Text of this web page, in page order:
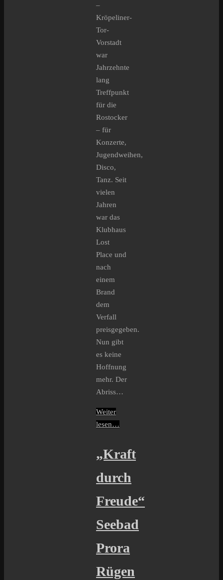
–
Kröpeliner-
Tor-
Vorstadt
war
Jahrzehnte
lang
Treffpunkt
für die
Rostocker
– für
Konzerte,
Jugendweihen,
Disco,
Tanz. Seit
vielen
Jahren
war das
Klubhaus
Lost
Place und
nach
einem
Brand
dem
Verfall
preisgegeben.
Nun gibt
es keine
Hoffnung
mehr. Der
Abriss…
Weiter
lesen…
„Kraft
durch
Freude“
Seebad
Prora
Rügen